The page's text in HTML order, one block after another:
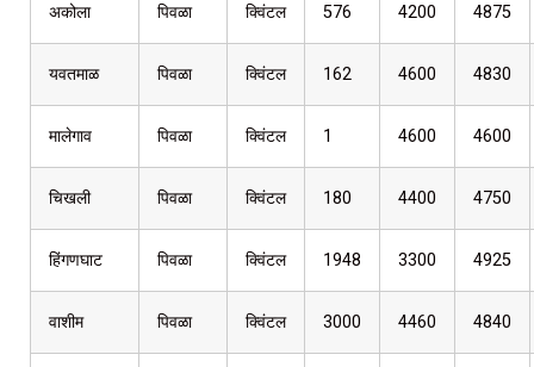
अकोला पिवळा क्विंटल 576 4200 4875
यवतमाळ पिवळा क्विंटल 162 4600 4830
मालेगाव पिवळा क्विंटल 1 4600 4600
चिखली पिवळा क्विंटल 180 4400 4750
हिंगणघाट पिवळा क्विंटल 1948 3300 4925
वाशीम पिवळा क्विंटल 3000 4460 4840